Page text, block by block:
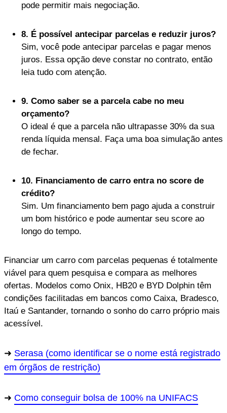
pode permitir mais negociação.
8. É possível antecipar parcelas e reduzir juros?
Sim, você pode antecipar parcelas e pagar menos
juros. Essa opção deve constar no contrato, então
leia tudo com atenção.
9. Como saber se a parcela cabe no meu
orçamento?
O ideal é que a parcela não ultrapasse 30% da sua
renda líquida mensal. Faça uma boa simulação antes
de fechar.
10. Financiamento de carro entra no score de
crédito?
Sim. Um financiamento bem pago ajuda a construir
um bom histórico e pode aumentar seu score ao
longo do tempo.
Financiar um carro com parcelas pequenas é totalmente
viável para quem pesquisa e compara as melhores
ofertas. Modelos como Onix, HB20 e BYD Dolphin têm
condições facilitadas em bancos como Caixa, Bradesco,
Itaú e Santander, tornando o sonho do carro próprio mais
acessível.
Serasa (como identificar se o nome está registrado
em órgãos de restrição)
Como conseguir bolsa de 100% na UNIFACS